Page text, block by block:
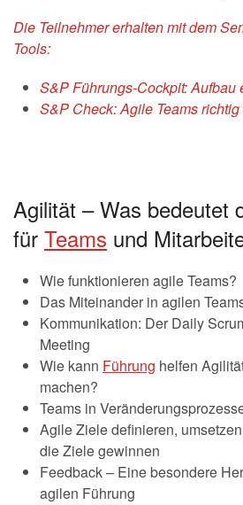
Die Teilnehmer erhalten mit dem
Tools:
S&P Führungs-Cockpit: Aufbau
S&P Check: Agile Teams
Agilität – Was bedeutet
für Teams und
Wie funktionieren agile Teams?
Das Miteinander in agilen
Kommunikation: Der Daily
Meeting
Wie kann Führung helfen
machen?
Teams in
Agile Ziele definieren,
die Ziele gewinnen
Feedback – Eine besondere
agilen Führung